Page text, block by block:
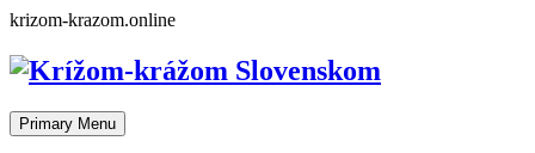
Skip
content
krizom-krazom.online
Primary Menu